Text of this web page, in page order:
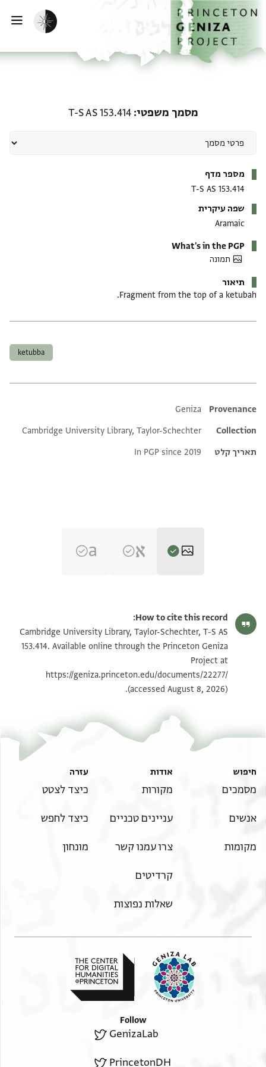
לתוכןהבית
הפעלת מצב כהה
מסמך משפטי T-S AS 153.414
מספר מדף
T-S AS 153.414
שפה עיקרית
Aramaic
What's in the PGP
תמונה
תיאור
Fragment from the top of a ketubah.
ketubba
Additional metadata
Provenance
Geniza
Collection
Cambridge University Library, Taylor-Schechter
תאריך קלט
In PGP since 2019
T-S AS 153.414 1v הגדל וסובב
תנאי היתר שימוש בתצלום
How to cite this record:
Cambridge University Library, Taylor-Schechter, T-S AS
153.414. Available online through the Princeton Geniza
Project at
https://geniza.princeton.edu/documents/22277/
(accessed August 8, 2026).
חיפוש
מסמכים
אנשים
מקומות
אודות
מקורות
עניינים טכניים
צרו עמנו קשר
קרדיטים
שאלות נפוצות
עזרה
כיצד לצטט
כיצד לחפש
מונחון
Follow
GenizaLab
PrincetonDH